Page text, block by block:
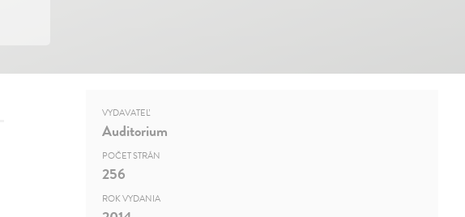
VYDAVATEĽ
Auditorium
POČET STRÁN
256
ROK VYDANIA